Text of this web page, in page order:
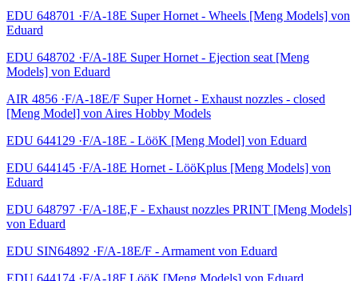
EDU 648701 ·F/A-18E Super Hornet - Wheels [Meng Models] von
Eduard
EDU 648702 ·F/A-18E Super Hornet - Ejection seat [Meng
Models] von Eduard
AIR 4856 ·F/A-18E/F Super Hornet - Exhaust nozzles - closed
[Meng Model] von Aires Hobby Models
EDU 644129 ·F/A-18E - LööK [Meng Model] von Eduard
EDU 644145 ·F/A-18E Hornet - LööKplus [Meng Models] von
Eduard
EDU 648797 ·F/A-18E,F - Exhaust nozzles PRINT [Meng Models]
von Eduard
EDU SIN64892 ·F/A-18E/F - Armament von Eduard
EDU 644174 ·F/A-18F LööK [Meng Models] von Eduard